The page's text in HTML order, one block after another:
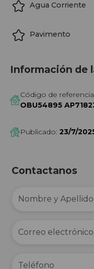
Agua Corriente
Pavimento
Información de
Código de
OBU54895
Publicado: 23/7/
Contactanos